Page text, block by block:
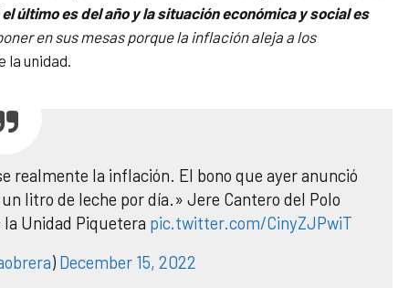
el último es del año y la situación económica y social es
en sus mesas porque la inflación aleja a los
la unidad.
realmente la inflación. El bono que ayer anunció
litro de leche por día.» Jere Cantero del Polo
Unidad Piquetera pic.twitter.com/CinyZJPwiT
) December 15, 2022